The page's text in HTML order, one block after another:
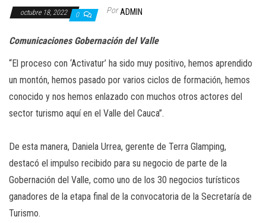
octubre 18, 2022 0 Por ADMIN
Comunicaciones Gobernación del Valle
“El proceso con ‘Activatur’ ha sido muy positivo, hemos aprendido
un montón, hemos pasado por varios ciclos de formación, hemos
conocido y nos hemos enlazado con muchos otros actores del
sector turismo aquí en el Valle del Cauca”.
De esta manera, Daniela Urrea, gerente de Terra Glamping,
destacó el impulso recibido para su negocio de parte de la
Gobernación del Valle, como uno de los 30 negocios turísticos
ganadores de la etapa final de la convocatoria de la Secretaría de
Turismo.